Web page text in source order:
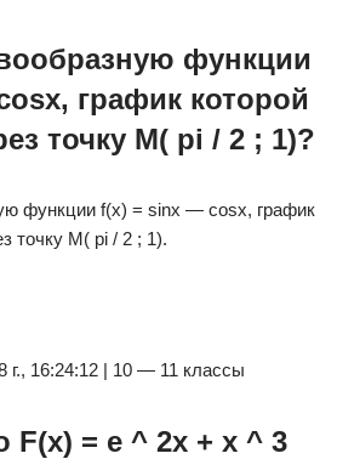
функции
график которой
точку M( pi / 2 ; 1)?
функции f(x) = sinx — cosx, график
точку M( pi / 2 ; 1).
г., 16:24:12 | 10 — 11 классы
F(x) = e ^ 2x + x ^ 3